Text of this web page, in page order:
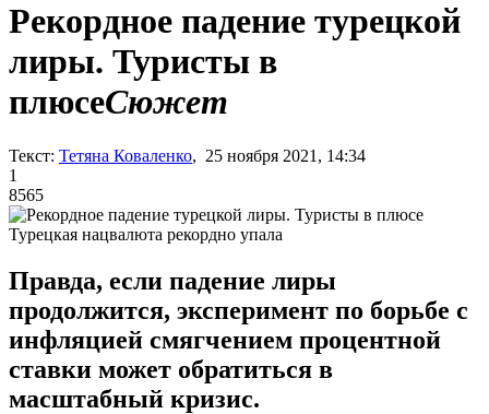
Рекордное падение турецкой
лиры. Туристы в
плюсеСюжет
Текст: Тетяна Коваленко, 25 ноября 2021, 14:34
1
8565
Турецкая нацвалюта рекордно упала
Правда, если падение лиры
продолжится, эксперимент по борьбе с
инфляцией смягчением процентной
ставки может обратиться в
масштабный кризис.